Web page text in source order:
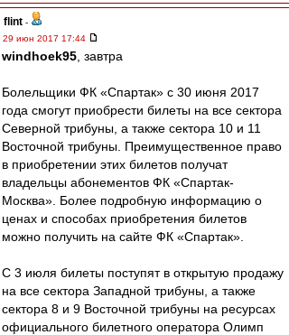
flint -
29 июн 2017 17:44
windhoek95 , завтра
Болельщики ФК «Спартак» с 30 июня 2017
года смогут приобрести билеты на все сектора
Северной трибуны, а также сектора 10 и 11
Восточной трибуны. Преимущественное право
в приобретении этих билетов получат
владельцы абонементов ФК «Спартак-
Москва». Более подробную информацию о
ценах и способах приобретения билетов
можно получить на сайте ФК «Спартак».
С 3 июля билеты поступят в открытую продажу
на все сектора Западной трибуны, а также
сектора 8 и 9 Восточной трибуны на ресурсах
официального билетного оператора Олимп